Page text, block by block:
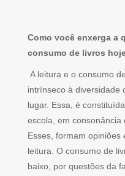
Como você enxerga a
consumo de livros
A leitura e o consumo
intrínseco à diversidade
lugar. Essa, é
escola, em consonância
Esses, formam opiniões
leitura. O consumo de
baixo, por questões da